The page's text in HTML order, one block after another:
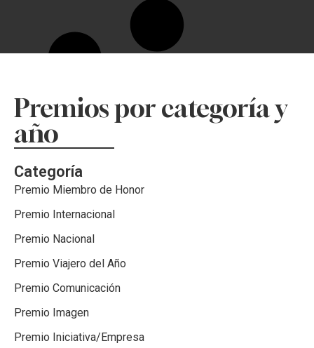
Premios por categoría y
año
Categoría
Premio Miembro de Honor
Premio Internacional
Premio Nacional
Premio Viajero del Año
Premio Comunicación
Premio Imagen
Premio Iniciativa/Empresa